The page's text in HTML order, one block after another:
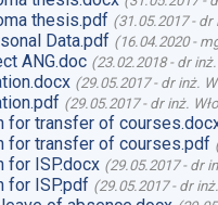
thesis.pdf (31.05.2017- dr
Data.pdf (16.04.2020-
ANG.doc (23.02.2018- dr
(29.05.2017- dr inż.
(29.05.2017- dr inż.
for transfer of
for transfer of courses.pdf
for ISP.docx (29.05.2017- dr
for ISP.pdf (29.05.2017- dr